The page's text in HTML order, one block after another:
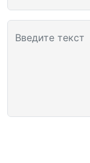
Введите текст